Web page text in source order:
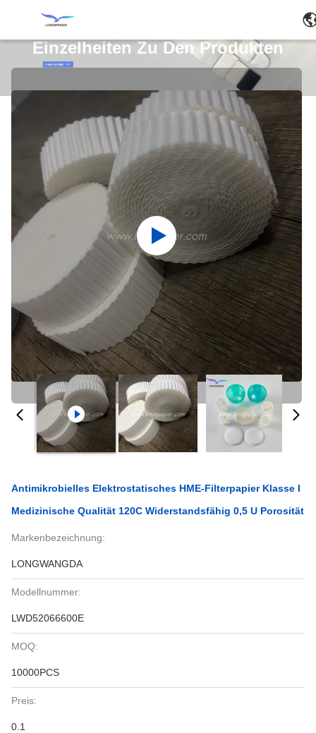
Einzelheiten Zu Den Produkten
Antimikrobielles Elektrostatisches HME-Filterpapier Klasse I
Medizinische Qualität 120C Widerstandsfähig 0,5 U Porosität
Markenbezeichnung:
LONGWANGDA
Modellnummer:
LWD52066600E
MOQ:
10000PCS
Preis:
0.1